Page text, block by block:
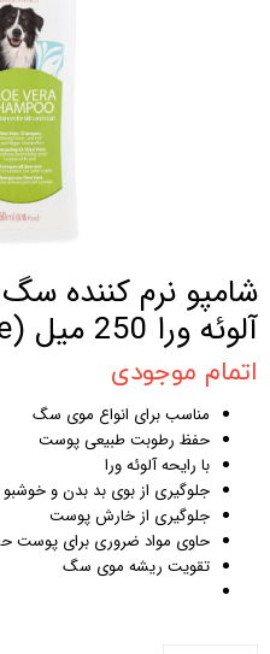
شامپو نرم کننده سگ
آلوئه ورا 250 میل (BioLine)
اتمام موجودی
مناسب برای انواع موی سگ
حفظ رطوبت طبیعی پوست
با رایحه آلوئه ورا
جلوگیری از بوی بد بدن و
جلوگیری از خارش پوست
حاوی مواد ضروری برای پوست
تقویت ریشه موی سگ